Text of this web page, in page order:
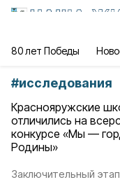
80 лет Победы
#исследования
Краснояружские
отличились на
конкурсе «Мы —
Родины»
Заключительный